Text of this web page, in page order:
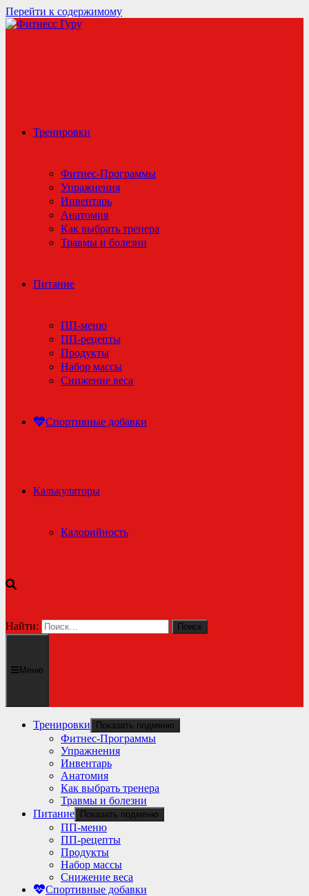
Перейти к содержимому
Тренировки
Фитнес-Программы
Упражнения
Инвентарь
Анатомия
Как выбрать тренера
Травмы и болезни
Питание
ПП-меню
ПП-рецепты
Продукты
Набор массы
Снижение веса
Спортивные добавки
Калькуляторы
Калорийность
Найти:
Меню
Тренировки Показать подменю
Фитнес-Программы
Упражнения
Инвентарь
Анатомия
Как выбрать тренера
Травмы и болезни
Питание
Показать подменю
ПП-меню
ПП-рецепты
Продукты
Набор массы
Снижение веса
Спортивные добавки